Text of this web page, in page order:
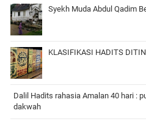
Syekh Muda Abdul Qadim
KLASIFIKASI HADITS
Dalil Hadits rahasia Amalan 40 hari :
dakwah